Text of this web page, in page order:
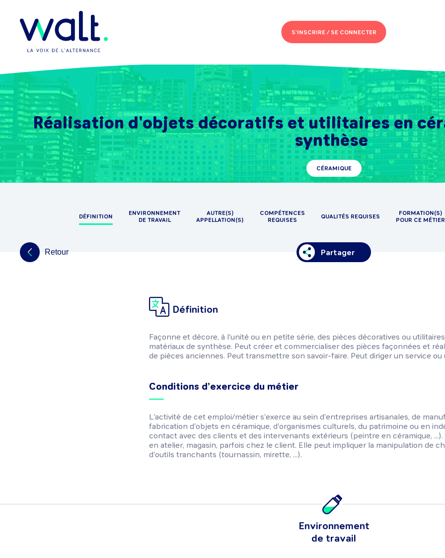
S'INSCRIRE /SE CONNECTER
Réalisation d'objets décoratifs et utilitaires en
synthèse
CÉRAMIQUE
DÉFINITION
ENVIRONNEMENT
DE TRAVAIL
AUTRE(S)
APPELLATION(S)
COMPÉTENCES
REQUISES
QUALITÉS REQUISES
FORMATION(S)
POUR CE MÉTIER
Retour Partager
Définition
Façonne et décore, à l'unité ou en petite série, des pièces décoratives ou
matériaux de synthèse. Peut créer et commercialiser des pièces façonnées et
de pièces anciennes. Peut transmettre son savoir-faire. Peut diriger un service
Conditions d’exercice du métier
L'activité de cet emploi/métier s'exerce au sein d'entreprises artisanales, de
fabrication d'objets en céramique, d'organismes culturels, du patrimoine ou en
contact avec des clients et des intervenants extérieurs (peintre en céramique,
en atelier, magasin, parfois chez le client. Elle peut impliquer la manipulation de
d'outils tranchants (tournassin, mirette, ...).
Environnement
de travail